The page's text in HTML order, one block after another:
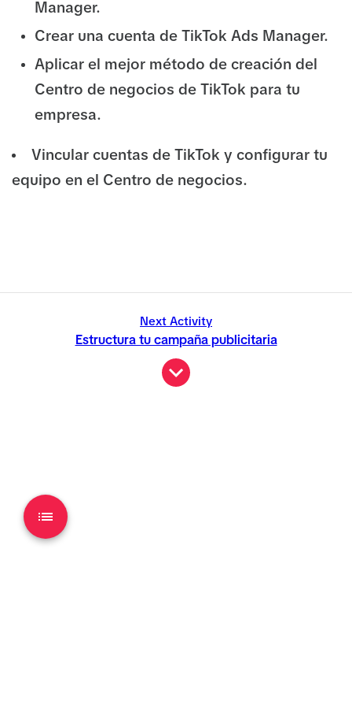
Manager.
Crear una cuenta de TikTok Ads Manager.
Aplicar el mejor método de creación del
Centro de negocios de TikTok para tu
empresa.
Vincular cuentas de TikTok y configurar tu
equipo en el Centro de negocios.
Next Activity
Estructura tu campaña publicitaria